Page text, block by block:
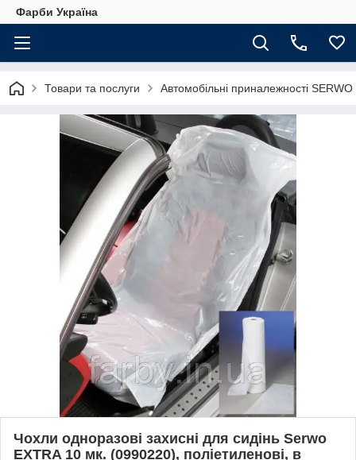
Фарби Україна
Товари та послуги Автомобільні приналежності SERWO
Чохли одноразові захисні для сидінь Serwo
EXTRA 10 мк. (0990220), поліетиленові, в